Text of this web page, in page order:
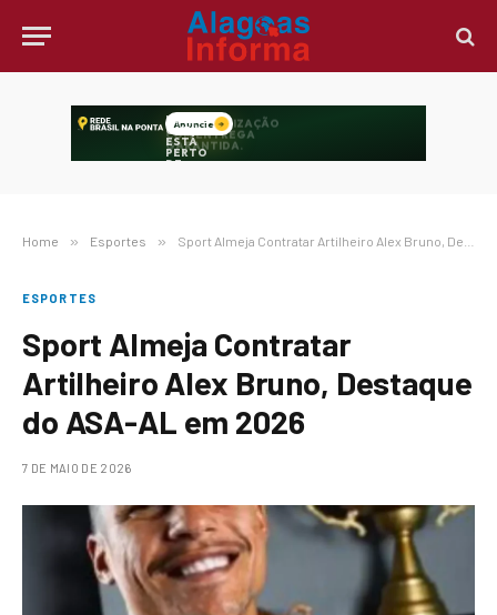
Home » Esportes » Sport Almeja Contratar Artilheiro Alex Bruno, Destaque do ASA-AL em 2026
ESPORTES
Sport Almeja Contratar
Artilheiro Alex Bruno, Destaque
do ASA-AL em 2026
7 DE MAIO DE 2026